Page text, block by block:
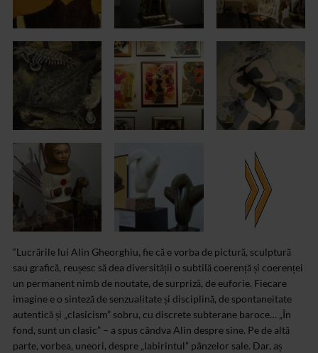
“Lucrările lui Alin Gheorghiu, fie că e vorba de pictură, sculptură
sau grafică, reușesc să dea diversității o subtilă coerență și coerenței
un permanent nimb de noutate, de surpriză, de euforie. Fiecare
imagine e o sinteză de senzualitate și disciplină, de spontaneitate
autentică și „clasicism” sobru, cu discrete subterane baroce… „În
fond, sunt un clasic” – a spus cândva Alin despre sine. Pe de altă
parte, vorbea, uneori, despre „labirintul” pânzelor sale. Dar, aș